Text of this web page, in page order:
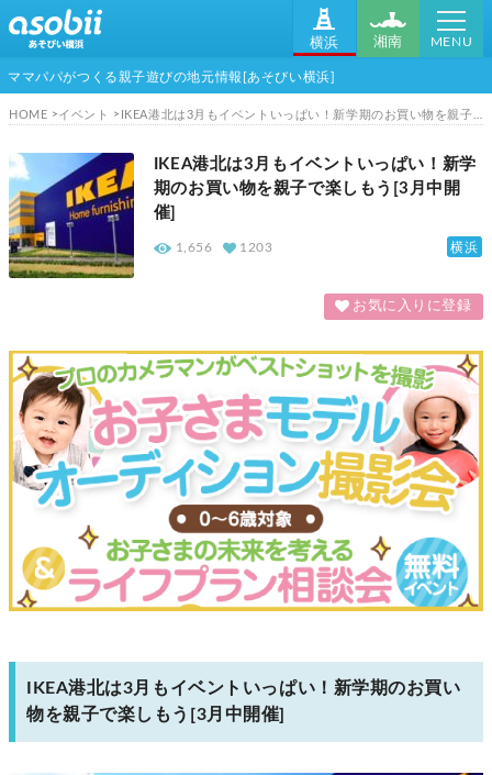
横浜 湘南 MENU
ママパパがつくる親子遊びの地元情報[あそびい横浜]
HOME イベント IKEA港北は3月もイベントいっぱい！新学期のお買い物を親子で楽しもう[3月中開催]
IKEA港北は3月もイベントいっぱい！新学
期のお買い物を親子で楽しもう[3月中開
催]
横浜
1,656 1203
お気に入りに登録
IKEA港北は3月もイベントいっぱい！新学期のお買い
物を親子で楽しもう[3月中開催]